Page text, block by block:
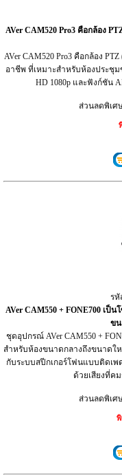
AVer CAM520 Pro3 คือกล้อง
AVer CAM520 Pro3 คือกล้อง
อาชีพ ที่เหมาะสำหรับห้องประชุ
HD 1080p และฟังก์ชัน
ส่วนลดพิเศษ
รหั
AVer CAM550 + FONE700 เ
ขน
ชุดอุปกรณ์ AVer CAM550 +
สำหรับห้องขนาดกลางถึงขนาดให
กับระบบสปีกเกอร์โฟนแบบติดเพ
ด้วยเสียงที่ค
ส่วนลดพิเศษ
พิ